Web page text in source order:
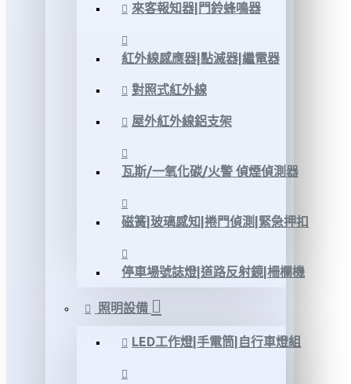
來客報知器|門鈴蜂鳴器
紅外線感應器|點滅器|繼電器
對照式紅外線
屋外紅外線鋁支架
瓦斯/一氧化碳/火警 偵煙偵測器
磁簧|玻璃感知|捲門偵測|緊急押扣
停車場號誌燈|道路反射鏡|柵欄機
照明設備
LED工作燈|手電筒|自行車燈組